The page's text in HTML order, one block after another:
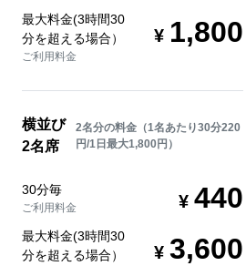
最大料金(3時間30
分を超える場合）
ご利用料金
1,800
横並び
2名席
2名分の料金（1名あたり30分220
円/1日最大1,800円）
30分毎
ご利用料金 440
最大料金(3時間30
分を超える場合）
3,600